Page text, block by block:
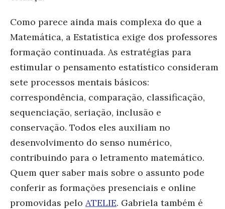
Como parece ainda mais complexa do que a
Matemática, a Estatística exige dos professores
formação continuada. As estratégias para
estimular o pensamento estatístico consideram
sete processos mentais básicos:
correspondência, comparação, classificação,
sequenciação, seriação, inclusão e
conservação. Todos eles auxiliam no
desenvolvimento do senso numérico,
contribuindo para o letramento matemático.
Quem quer saber mais sobre o assunto pode
conferir as formações presenciais e online
promovidas pelo ATELIE. Gabriela também é